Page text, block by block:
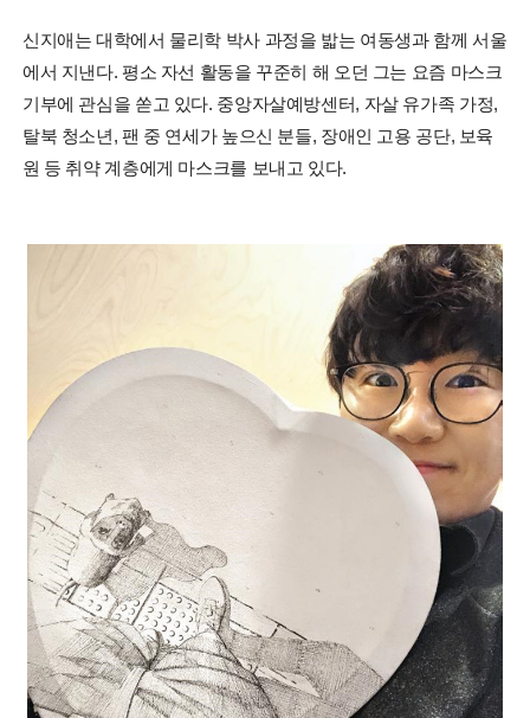
신지애는 대학에서 물리학 박사 과정을 밟는 여동생과 함께 서울
에서 지낸다. 평소 자선 활동을 꾸준히 해 오던 그는 요즘 마스크
기부에 관심을 쏟고 있다. 중앙자살예방센터, 자살 유가족 가정,
탈북 청소년, 팬 중 연세가 높으신 분들, 장애인 고용 공단, 보육
원 등 취약 계층에게 마스크를 보내고 있다.